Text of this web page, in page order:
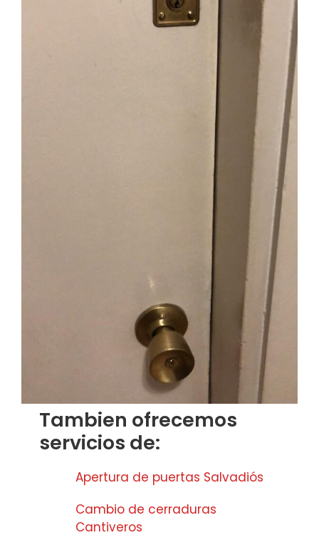
Tambien ofrecemos
servicios de:
Apertura de puertas Salvadiós
Cambio de cerraduras
Cantiveros